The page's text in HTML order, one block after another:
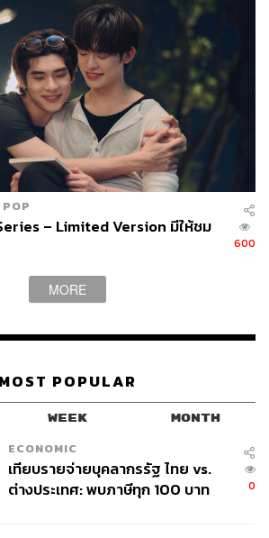
POP
– Limited Version มีให้ชม
600
MORE
MOST POPULAR
WEEK MONTH
ECONOMIC
เทียบรายจ่ายบุคลากรรัฐ ไทย vs.
ต่างประเทศ: พบภาษีทุก 100 บาท
0